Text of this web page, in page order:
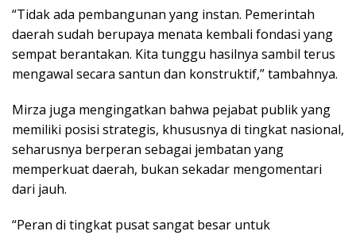
“Tidak ada pembangunan yang instan. Pemerintah
daerah sudah berupaya menata kembali fondasi yang
sempat berantakan. Kita tunggu hasilnya sambil terus
mengawal secara santun dan konstruktif,” tambahnya.
Mirza juga mengingatkan bahwa pejabat publik yang
memiliki posisi strategis, khususnya di tingkat nasional,
seharusnya berperan sebagai jembatan yang
memperkuat daerah, bukan sekadar mengomentari
dari jauh.
“Peran di tingkat pusat sangat besar untuk